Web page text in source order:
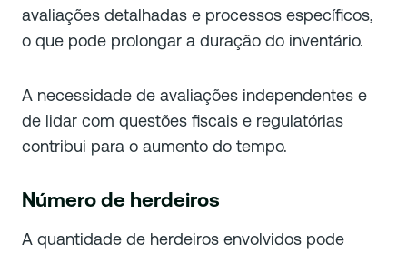
avaliações detalhadas e processos específicos,
o que pode prolongar a duração do inventário.
A necessidade de avaliações independentes e
de lidar com questões fiscais e regulatórias
contribui para o aumento do tempo.
Número de herdeiros
A quantidade de herdeiros envolvidos pode